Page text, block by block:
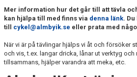
Mer information hur det går till att tävla
kan hjälpa till med finns via denna länk. Du
till cykel@almbyik.se eller prata med
När vi är på tävlingar hjälps vi åt och försöker
och vis, t.ex. langar dricka, lånar ut verktyg och
tillsammans, hjälper varandra att meka, etc.